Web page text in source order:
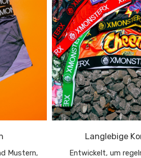
Mustern,
Langlebige
Entwickelt, um